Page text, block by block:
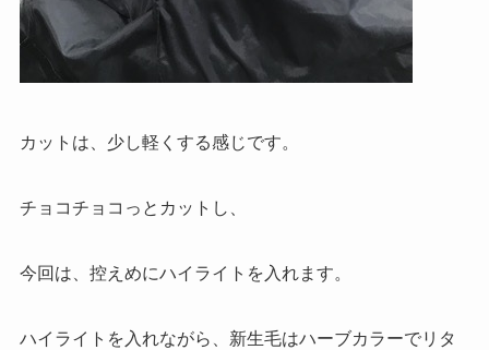
カットは、少し軽くする感じです。
チョコチョコっとカットし、
今回は、控えめにハイライトを入れます。
ハイライトを入れながら、新生毛はハーブカラーでリタ